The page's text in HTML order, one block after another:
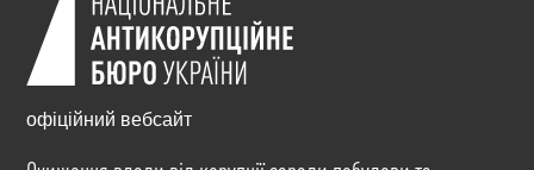
офіційний вебсайт